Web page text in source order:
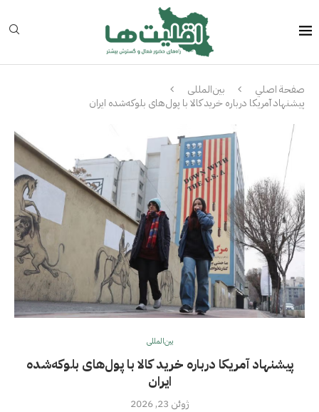
صفحة اصلي
بین‌المللی
پیشنهاد آمریکا درباره خرید کالا با پول‌های بلوکه‌شده ایران
بین‌المللی
پیشنهاد آمریکا درباره خرید کالا با پول‌های بلوکه‌شده
ایران
ژوئن 23, 2026